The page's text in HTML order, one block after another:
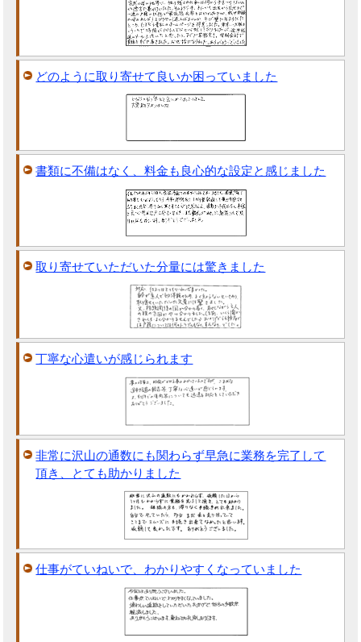
どのように取り寄せて良いか困っていました
書類に不備はなく、料金も良心的な設定と感じました
取り寄せていただいた分量には驚きました
丁寧な心遣いが感じられます
非常に沢山の通数にも関わらず早急に業務を完了して
頂き、とても助かりました
仕事がていねいで、わかりやすくなっていました